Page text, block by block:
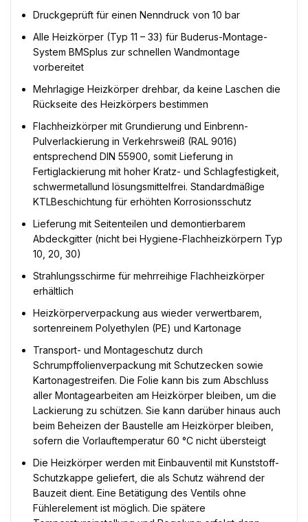
Druckgeprüft für einen Nenndruck von 10 bar
Alle Heizkörper (Typ 11 – 33) für Buderus-Montage-
System BMSplus zur schnellen Wandmontage
vorbereitet
Mehrlagige Heizkörper drehbar, da keine Laschen die
Rückseite des Heizkörpers bestimmen
Flachheizkörper mit Grundierung und Einbrenn-
Pulverlackierung in Verkehrsweiß (RAL 9016)
entsprechend DIN 55900, somit Lieferung in
Fertiglackierung mit hoher Kratz- und Schlagfestigkeit,
schwermetallund lösungsmittelfrei. Standardmäßige
KTLBeschichtung für erhöhten Korrosionsschutz
Lieferung mit Seitenteilen und demontierbarem
Abdeckgitter (nicht bei Hygiene-Flachheizkörpern Typ
10, 20, 30)
Strahlungsschirme für mehrreihige Flachheizkörper
erhältlich
Heizkörperverpackung aus wieder verwertbarem,
sortenreinem Polyethylen (PE) und Kartonage
Transport- und Montageschutz durch
Schrumpffolienverpackung mit Schutzecken sowie
Kartonagestreifen. Die Folie kann bis zum Abschluss
aller Montagearbeiten am Heizkörper bleiben, um die
Lackierung zu schützen. Sie kann darüber hinaus auch
beim Beheizen der Baustelle am Heizkörper bleiben,
sofern die Vorlauftemperatur 60 °C nicht übersteigt
Die Heizkörper werden mit Einbauventil mit Kunststoff-
Schutzkappe geliefert, die als Schutz während der
Bauzeit dient. Eine Betätigung des Ventils ohne
Fühlerelement ist möglich. Die spätere